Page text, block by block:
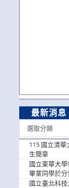
最新消息
選取分類
115 國立清
生簡章
國立東華大
畢業同學於
國立臺北科